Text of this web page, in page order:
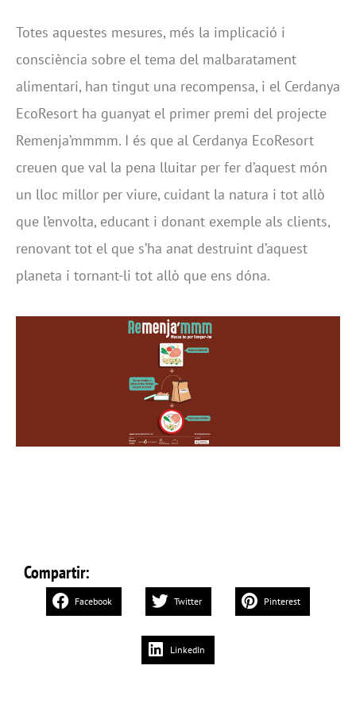
Totes aquestes mesures, més la implicació i
consciència sobre el tema del malbaratament
alimentari, han tingut una recompensa, i el Cerdanya
EcoResort ha guanyat el primer premi del projecte
Remenja’mmmm. I és que al Cerdanya EcoResort
creuen que val la pena lluitar per fer d’aquest món
un lloc millor per viure, cuidant la natura i tot allò
que l’envolta, educant i donant exemple als clients,
renovant tot el que s’ha anat destruint d’aquest
planeta i tornant-li tot allò que ens dóna.
Compartir:
Facebook Twitter Pinterest
LinkedIn